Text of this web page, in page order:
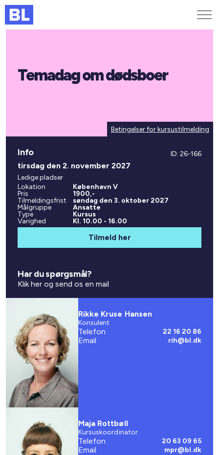
Find medarbejder
Kurser og arrangementer
Temadag om dødsboer
Betingelser for kursustilmelding
Info ID: 26-166
tirsdag den 2. november 2027
Ledige pladser
Lokation
København V
Pris
1900,-
Tilmeldingsfrist
søndag den 3. oktober 2027
Målgruppe
Ansatte
Type
Kursus
Varighed
Kl. 10.00 - 16.00
Tilmeld her
Har du spørgsmål?
Klik her og send os en mail
Rikke Kruse Hansen
Konsulent
Telefon 22 16 20 86
Email rih@bl.dk
Maja Rottbøll
Kursuskoordinator
Telefon 20 63 09 65
Email mpr@bl.dk